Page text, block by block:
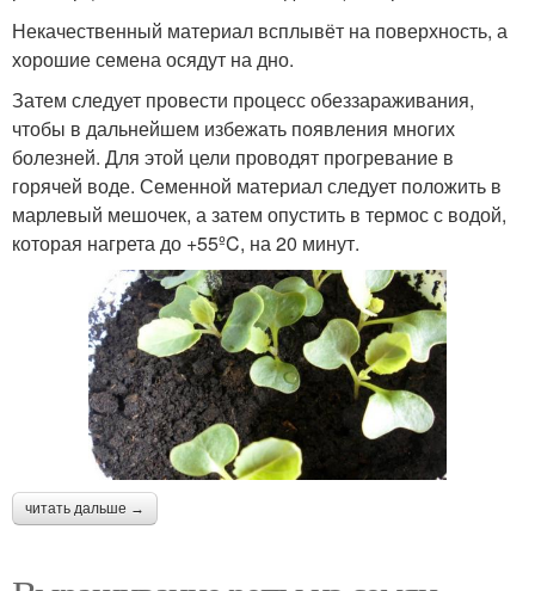
Некачественный материал всплывёт на поверхность, а
хорошие семена осядут на дно.
Затем следует провести процесс обеззараживания,
чтобы в дальнейшем избежать появления многих
болезней. Для этой цели проводят прогревание в
горячей воде. Семенной материал следует положить в
марлевый мешочек, а затем опустить в термос с водой,
которая нагрета до +55ºC, на 20 минут.
читать дальше →